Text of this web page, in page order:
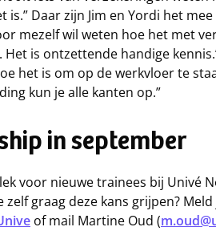
Daar zijn Jim en Yordi het
mezelf wil weten hoe het met
is ontzettende handige
het is om op de werkvloer te
kun je alle kanten op.”
in september
voor nieuwe trainees bij Univé
graag deze kans grijpen?
of mail Martine Oud (